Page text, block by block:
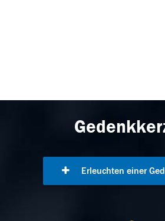
Erleuchten einer